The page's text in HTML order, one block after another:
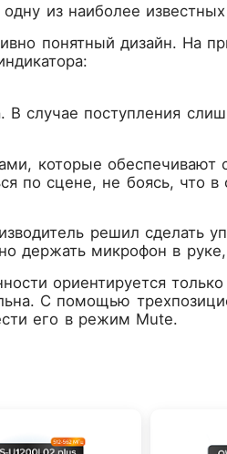
из наиболее
понятный дизайн. На
В случае поступления
которые обеспечивают
по сцене, не боясь, что
решил сделать
держать микрофон в
ориентируется
С помощью
его в режим Mute.